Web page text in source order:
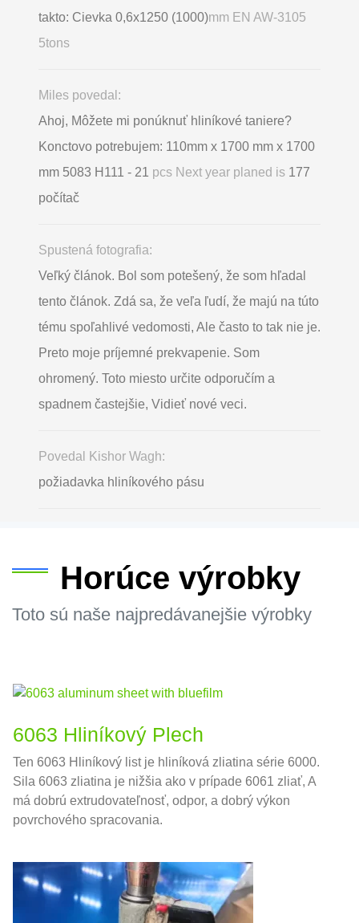
takto: Cievka 0,6х1250 (1000)mm EN AW-3105
5tons
Miles povedal:
Ahoj, Môžete mi ponúknuť hliníkové taniere?
Konctovo potrebujem: 110mm x 1700 mm x 1700
mm 5083 H111 - 21 pcs Next year planed is 177
počítač
Spustená fotografia:
Veľký článok. Bol som potešený, že som hľadal
tento článok. Zdá sa, že veľa ľudí, že majú na túto
tému spoľahlivé vedomosti, Ale často to tak nie je.
Preto moje príjemné prekvapenie. Som
ohromený. Toto miesto určite odporučím a
spadnem častejšie, Vidieť nové veci.
Povedal Kishor Wagh:
požiadavka hliníkového pásu
Horúce výrobky
Toto sú naše najpredávanejšie výrobky
6063 Hliníkový Plech
Ten 6063 Hliníkový list je hliníková zliatina série 6000.
Sila 6063 zliatina je nižšia ako v prípade 6061 zliať, A
má dobrú extrudovateľnosť, odpor, a dobrý výkon
povrchového spracovania.